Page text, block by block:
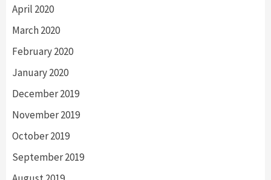
April 2020
March 2020
February 2020
January 2020
December 2019
November 2019
October 2019
September 2019